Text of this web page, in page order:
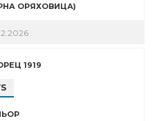
ОРЯХОВИЦА)
1919